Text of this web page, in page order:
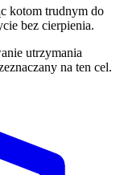
kotom trudnym do
bez cierpienia.
utrzymania
na ten cel.